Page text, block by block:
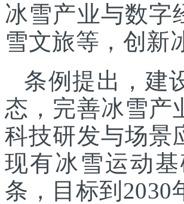
冰雪产业与数字
雪文旅等，创新
条例提出，建
态，完善冰雪产
科技研发与场景
现有冰雪运动
条，目标到2030